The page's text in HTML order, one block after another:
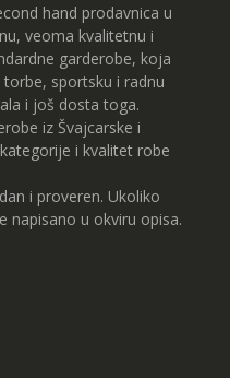
hand prodavnica u
veoma kvalitetnu i
garderobe, koja
sportsku i radnu
i još dosta toga.
iz Švajcarske i
i kvalitet robe
i proveren. Ukoliko
napisano u okviru opisa.